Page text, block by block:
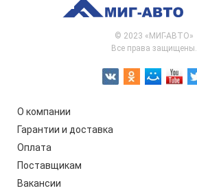
© 2023 «МИГ-АВТО»
Все права защищены.
О компании
Гарантии и доставка
Оплата
Поставщикам
Вакансии